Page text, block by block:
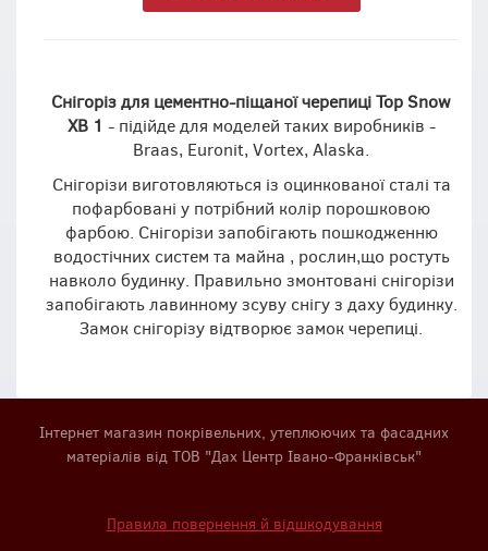
Снігоріз для цементно-піщаної черепиці Top Snow
XB 1 - підійде для моделей таких виробників -
Braas, Euronit, Vortex, Alaska.
Снігорізи виготовляються із оцинкованої сталі та
пофарбовані у потрібний колір порошковою
фарбою. Снігорізи запобігають пошкодженню
водостічних систем та майна , рослин,що ростуть
навколо будинку. Правильно змонтовані снігорізи
запобігають лавинному зсуву снігу з даху будинку.
Замок снігорізу відтворює замок черепиці.
Інтернет магазин покрівельних, утеплюючих та фасадних
матеріалів від ТОВ "Дах Центр Івано-Франківськ"
Правила повернення й відшкодування